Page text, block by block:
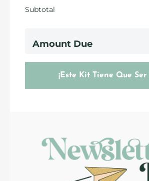
Subtotal
Amount Due
¡Este Kit Tiene Que